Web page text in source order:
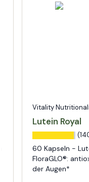
Vitality
Lutein Royal
60 Kapseln -
FloraGLO®:
der Augen*